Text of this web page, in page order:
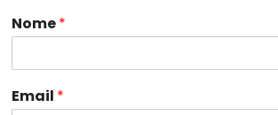
*
*
m
i
Nome*
Email *